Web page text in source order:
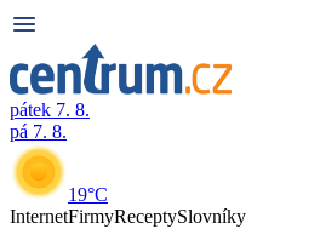
pátek 7. 8.
pá 7. 8.
19°C
InternetFirmyReceptySlovníky